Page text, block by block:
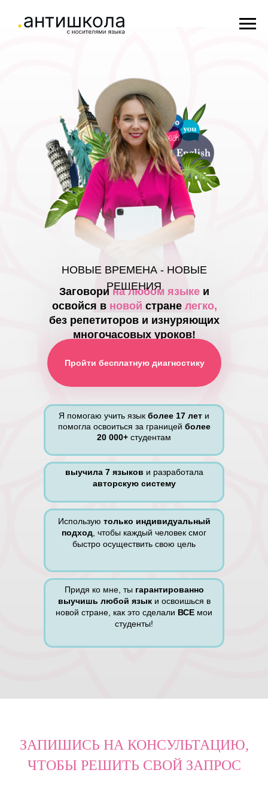
Я помогаю учить язык более 17 лет и
помогла освоиться за границей более
20 000+ студентам
выучила 7 языков и разработала
авторскую систему
Использую только индивидуальный
подход , чтобы каждый человек смог
быстро осуществить свою цель
Придя ко мне, ты гарантированно
выучишь любой языки освоишься в
новой стране, как это сделали ВСЕ мои
студенты!
Заговори на любом языке и
освойся в новой стране легко,
без репетиторов и изнуряющих
многочасовых уроков!
НОВЫЕ ВРЕМЕНА - НОВЫЕ
РЕШЕНИЯ
Пройти бесплатную диагностику
ЗАПИШИСЬ НА КОНСУЛЬТАЦИЮ,
ЧТОБЫ РЕШИТЬ СВОЙ ЗАПРОС